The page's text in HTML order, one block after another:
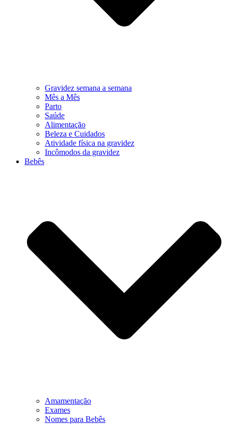
Gravidez semana a semana
Mês a Mês
Parto
Saúde
Alimentação
Beleza e Cuidados
Atividade física na gravidez
Incômodos da gravidez
Bebês
Amamentação
Exames
Nomes para Bebês